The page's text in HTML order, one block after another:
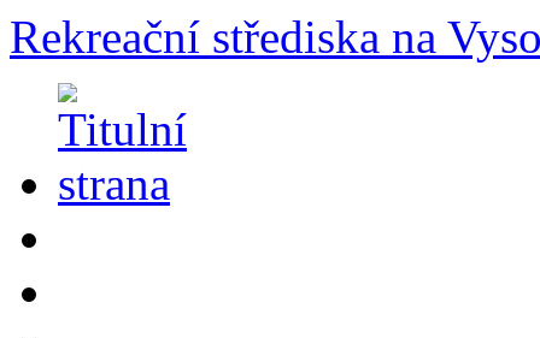
Rekreační střediska na